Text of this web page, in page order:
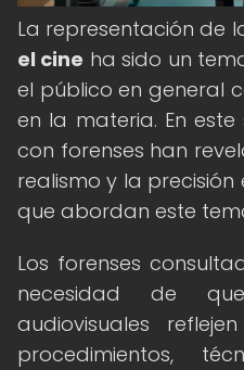
La representación de
el cine ha sido un
el público en general
en la materia. En
con forenses han
realismo y la precisión
que abordan este
Los forenses
necesidad de
audiovisuales
procedimientos,